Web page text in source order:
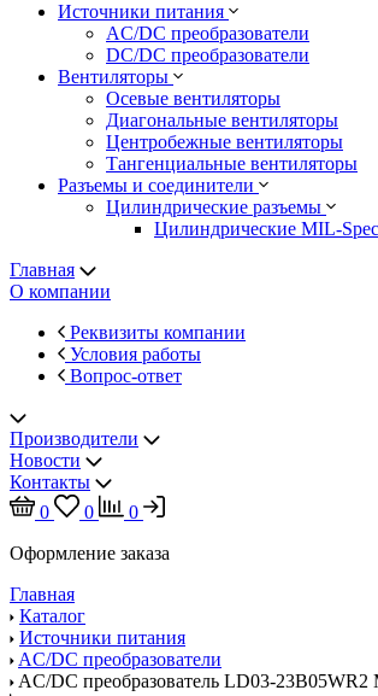
Источники питания
AC/DC преобразователи
DC/DC преобразователи
Вентиляторы
Осевые вентиляторы
Диагональные вентиляторы
Центробежные вентиляторы
Тангенциальные вентиляторы
Разъемы и соединители
Цилиндрические разъемы
Цилиндрические MIL-
Главная
О компании
Реквизиты компании
Условия работы
Вопрос-ответ
Производители
Новости
Контакты
0
0
0
Оформление заказа
Главная
Каталог
Источники питания
AC/DC преобразователи
AC/DC преобразователь LD03-23B05WR2